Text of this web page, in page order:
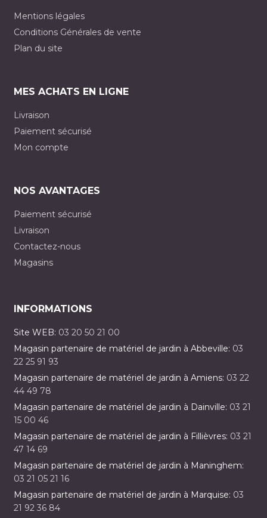
Mentions légales
Conditions Générales de vente
Plan du site
MES ACHATS EN LIGNE
Livraison
Paiement sécurisé
Mon compte
NOS AVANTAGES
Paiement sécurisé
Livraison
Contactez-nous
Magasins
INFORMATIONS
Site WEB: 03 20 50 21 00
Magasin partenaire de matériel de jardin à Abbeville: 03
22 25 91 93
Magasin partenaire de matériel de jardin à Amiens: 03 22
44 49 78
Magasin partenaire de matériel de jardin à Dainville: 03 21
15 00 46
Magasin partenaire de matériel de jardin à Fillièvres: 03 21
47 14 69
Magasin partenaire de matériel de jardin à Maninghem:
03 21 05 21 16
Magasin partenaire de matériel de jardin à Marquise: 03
21 92 36 84